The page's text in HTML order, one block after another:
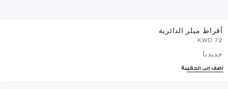
أقراط ميلر الدائرية
جديدنا
أضف إلى الحقيبة